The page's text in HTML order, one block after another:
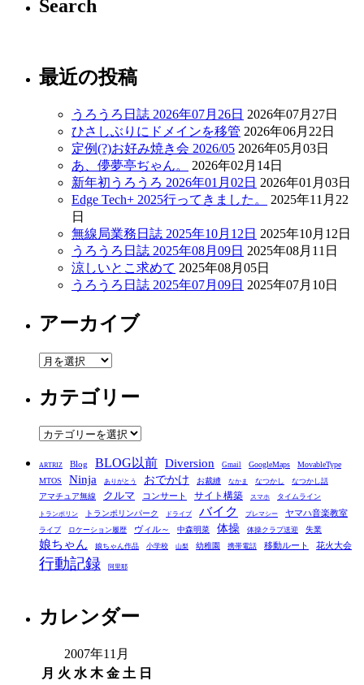
Search
最近の投稿
うろうろ日誌 2026年07月26日 2026年07月27日
ひさしぶりにドメインを移管 2026年06月22日
定例(?)お好み焼き会 2026/05 2026年05月03日
あ、儚夢亭ぢゃん。
2026年02月14日
新年初うろうろ 2026年01月02日 2026年01月03日
Edge Tech+ 2025行ってきました。
2025年11月22
日
無線局業務日誌 2025年10月12日 2025年10月12日
うろうろ日誌 2025年08月09日 2025年08月11日
涼しいとこ求めて 2025年08月05日
うろうろ日誌 2025年07月09日 2025年07月10日
アーカイブ
ア
カ
イ
ブ
カテゴリー
カ
ゴ
リ
ー
ARTRIZ Blog BLOG以前 Diversion Gmail GoogleMaps
MovableType
MTOS
Ninja ありがとう おでかけ お裁縫 なかま なつかし なつかし話
アマチュア無線 クルマ コンサート サイト構築 スマホ タイムライン
トランポリン トランポリンパーク ドライブ バイク プレマシー ヤマハ音楽教室
ライブ ロケーション履歴 ヴィル～ 中森明菜 体操 体操クラブ送迎 失業
娘ちゃん 娘ちゃん作品 小学校 山梨 幼稚園 携帯電話 移動ルート 花火大会
行動記録 阿里耶
カレンダー
2007年11月
月 火 水 木 金 土 日